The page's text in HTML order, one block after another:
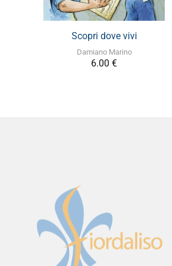
+
Scopri dove vivi
Damiano Marino
6.00 €